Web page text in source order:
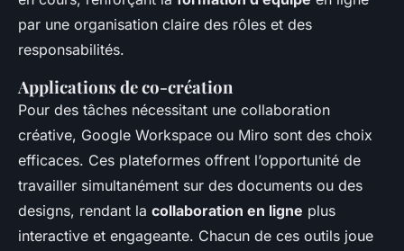
par une organisation claire des rôles et des
responsabilités.
Applications de co-création
Pour des tâches nécessitant une collaboration
créative, Google Workspace ou Miro sont des choix
efficaces. Ces plateformes offrent l’opportunité de
travailler simultanément sur des documents ou des
designs, rendant la collaboration en ligne plus
interactive et engageante. Chacun de ces outils joue